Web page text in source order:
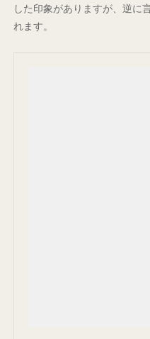
した印象がありますが、逆に
れます。